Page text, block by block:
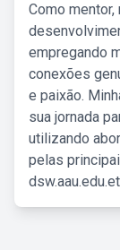
Como
empregando
conexões
e paixão.
sua jornada
utilizando
pelas